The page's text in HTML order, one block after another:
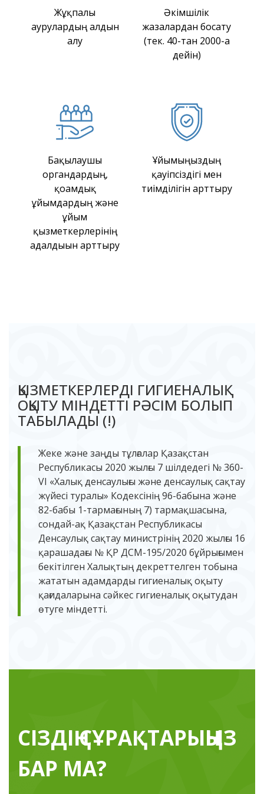
Жұқпалы
аурулардың алдын
алу
Әкімшілік
жазалардан босату
(тек. 40-тан 2000-ға
дейін)
Бақылаушы
органдардың,
қоғамдық
ұйымдардың және
ұйым
қызметкерлерінің
адалдығын арттыру
Ұйымыңыздың
қауіпсіздігі мен
тиімділігін арттыру
ҚЫЗМЕТКЕРЛЕРДІ ГИГИЕНАЛЫҚ
ОҚЫТУ МІНДЕТТІ РӘСІМ БОЛЫП
ТАБЫЛАДЫ (!)
Жеке және заңды тұлғалар Қазақстан
Республикасы 2020 жылғы 7 шілдедегі № 360-
VI «Халық денсаулығы және денсаулық сақтау
жүйесі туралы» Кодексінің 96-бабына және
82-бабы 1-тармағының 7) тармақшасына,
сондай-ақ Қазақстан Республикасы
Денсаулық сақтау министрінің 2020 жылғы 16
қарашадағы № ҚР ДСМ-195/2020 бұйрығымен
бекітілген Халықтың декреттелген тобына
жататын адамдарды гигиеналық оқыту
қағидаларына сәйкес гигиеналық оқытудан
өтуге міндетті.
СІЗДІҢ СҰРАҚТАРЫҢЫЗ
БАР МА?